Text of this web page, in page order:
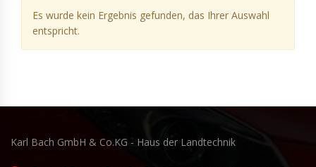
Es wurde kein Ergebnis gefunden, das Ihrer Auswahl
entspricht.
Karl Bach GmbH & Co.KG - Haus der Landtechnik